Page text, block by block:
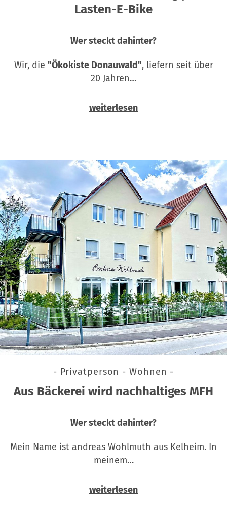
Lasten-E-Bike
Wer steckt dahinter?
Wir, die "Ökokiste Donauwald", liefern seit über
20 Jahren…
weiterlesen
- Privatperson - Wohnen -
Aus Bäckerei wird nachhaltiges MFH
Wer steckt dahinter?
Mein Name ist andreas Wohlmuth aus Kelheim. In
meinem…
weiterlesen